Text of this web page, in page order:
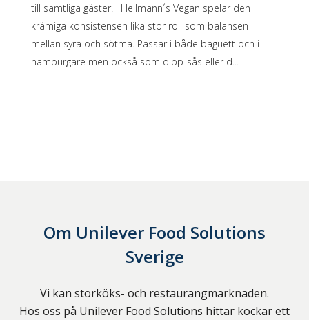
till samtliga gäster. I Hellmann´s Vegan spelar den
krämiga konsistensen lika stor roll som balansen
mellan syra och sötma. Passar i både baguett och i
hamburgare men också som dipp-sås eller d...
Om Unilever Food Solutions
Sverige
Vi kan storköks- och restaurangmarknaden.
Hos oss på Unilever Food Solutions hittar kockar ett